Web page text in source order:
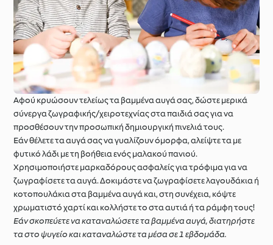
Αφού κρυώσουν τελείως τα βαμμένα αυγά σας, δώστε μερικά
σύνεργα ζωγραφικής/χειροτεχνίας στα παιδιά σας για να
προσθέσουν την προσωπική δημιουργική πινελιά τους.
Εάν θέλετε τα αυγά σας να γυαλίζουν όμορφα, αλείψτε τα με
φυτικό λάδι με τη βοήθεια ενός μαλακού πανιού.
Χρησιμοποιήστε μαρκαδόρους ασφαλείς για τρόφιμα για να
ζωγραφίσετε τα αυγά. Δοκιμάστε να ζωγραφίσετε λαγουδάκια ή
κοτοπουλάκια στα βαμμένα αυγά και, στη συνέχεια, κόψτε
χρωματιστό χαρτί και κολλήστε το στα αυτιά ή τα ράμφη τους!
Εάν σκοπεύετε να καταναλώσετε τα βαμμένα αυγά, διατηρήστε
τα στο ψυγείο και καταναλώστε τα μέσα σε 1 εβδομάδα.